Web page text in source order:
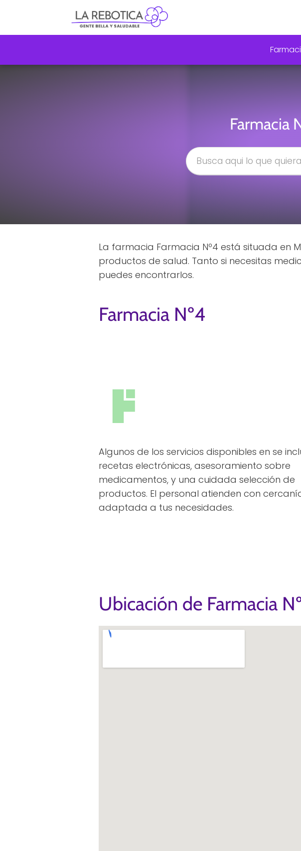
Farmacia
La farmacia Farmacia Nº4 está situada en
productos de salud. Tanto si necesitas
puedes encontrarlos.
Farmacia Nº4
Algunos de los servicios disponibles en se
recetas electrónicas, asesoramiento sobre
medicamentos, y una cuidada selección de
productos. El personal atienden con
adaptada a tus necesidades.
Ubicación de Farmacia